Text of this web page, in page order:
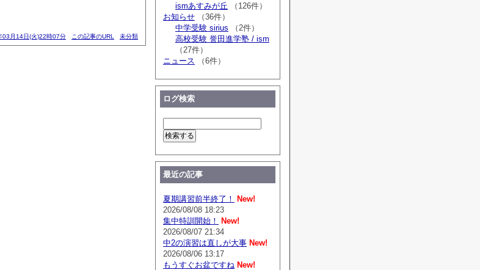
03月14日(火)22時07分 この記事のURL 未分類
ismあすみが丘 （126件）
お知らせ （36件）
中学受験 sirius （2件）
高校受験 誉田進学塾 / ism
（27件）
ニュース （6件）
ログ検索
最近の記事
夏期講習前半終了！
New!
2026/08/08 18:23
集中特訓開始！
New!
2026/08/07 21:34
中2の演習は直しが大事 New!
2026/08/06 13:17
もうすぐお盆ですね New!